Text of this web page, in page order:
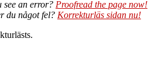
see an error? Proofread the page now!
du något fel? Korrekturläs sidan nu!